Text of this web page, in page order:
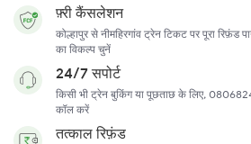
फ़्री कैंसलेशन
कोल्हापुर से नीमहिरगांव ट्रेन टिकट पर पूरा रिफ़ंड
का विकल्प चुनें
24/7 सपोर्ट
किसी भी ट्रेन बुकिंग या पूछताछ के लिए,
कॉल करें
तत्काल रिफ़ंड